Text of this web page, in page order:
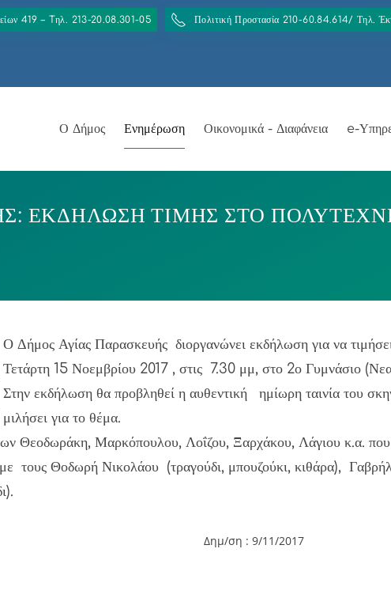
419 – Tηλ. 213-20.08.301-05 Πολιτική Προστασία 210-60.84.614/ Τηλ.
Ο Δήμος Ενημέρωση Οικονομικά - Διαφάνεια e-
ΕΚΔΗΛΩΣΗ ΤΙΜΗΣ ΣΤΟ
Ο Δήμος Αγίας Παρασκευής διοργανώνει εκδήλωση για να
Τετάρτη 15 Νοεμβρίου 2017 , στις 7.30 μμ, στο 2ο Γυμνάσιο
Στην εκδήλωση θα προβληθεί η αυθεντική ημίωρη ταινία του
μιλήσει για το θέμα.
Θεοδωράκη, Μαρκόπουλου, Λοΐζου, Ξαρχάκου, Λάγιου κ.α.
τους Θοδωρή Νικολάου (τραγούδι, μπουζούκι, κιθάρα),
Δημ/ση : 9/11/2017